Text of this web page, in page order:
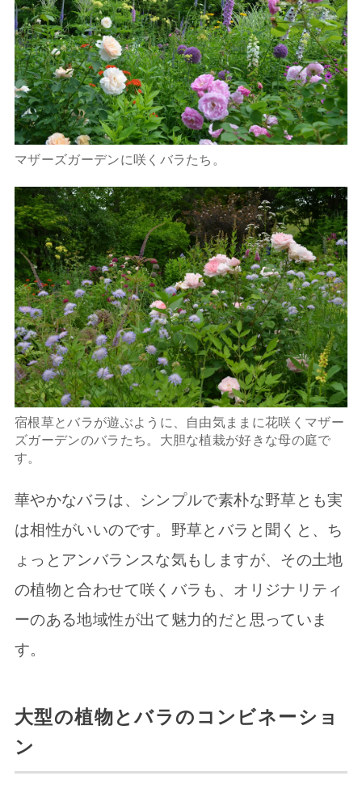
マザーズガーデンに咲くバラたち。
宿根草とバラが遊ぶように、自由気ままに花咲くマザー
ズガーデンのバラたち。大胆な植栽が好きな母の庭で
す。
華やかなバラは、シンプルで素朴な野草とも実
は相性がいいのです。野草とバラと聞くと、ち
ょっとアンバランスな気もしますが、その土地
の植物と合わせて咲くバラも、オリジナリティ
ーのある地域性が出て魅力的だと思っていま
す。
大型の植物とバラのコンビネーショ
ン